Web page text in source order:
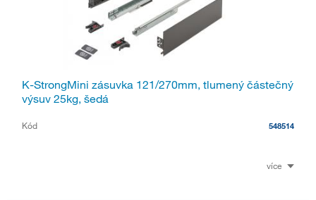
K-StrongMini zásuvka 121/270mm, tlumený částečný
výsuv 25kg, šedá
Kód 548514
více